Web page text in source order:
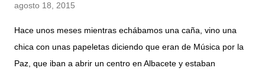
agosto 18, 2015
Hace unos meses mientras echábamos una caña, vino una
chica con unas papeletas diciendo que eran de Música por la
Paz, que iban a abrir un centro en Albacete y estaban